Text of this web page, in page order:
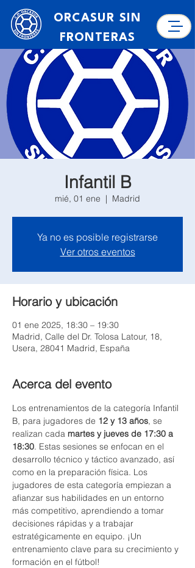
ORCASUR SIN
FRONTERAS
Infantil B
mié, 01 ene
  |
Madrid
Ya no es posible registrarse
Ver otros eventos
Horario y ubicación
01 ene 2025, 18:30 – 19:30
Madrid, Calle del Dr. Tolosa Latour, 18,
Usera, 28041 Madrid, España
Acerca del evento
Los entrenamientos de la categoría Infantil
B, para jugadores de 12 y 13 años, se
realizan cada martes y jueves de 17:30 a
18:30. Estas sesiones se enfocan en el
desarrollo técnico y táctico avanzado, así
como en la preparación física. Los
jugadores de esta categoría empiezan a
afianzar sus habilidades en un entorno
más competitivo, aprendiendo a tomar
decisiones rápidas y a trabajar
estratégicamente en equipo. ¡Un
entrenamiento clave para su crecimiento y
formación en el fútbol!